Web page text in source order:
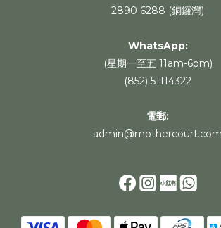
2890 6288 (銅鑼灣)
WhatsApp:
(星期一至五 11am-6pm)
(852) 51114322
電郵:
admin@mothercourt.com